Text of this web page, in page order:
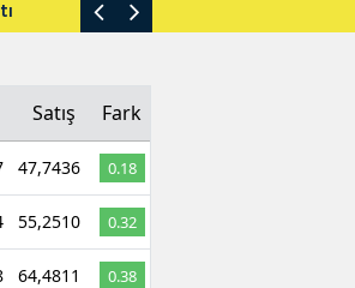
Satış Fark
47,7436 0.18
55,2510 0.32
64,4811
0.38